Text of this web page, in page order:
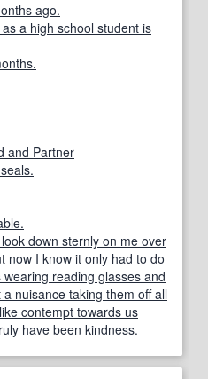
ago.
a high school student is
and Partner
down sternly on me over
now I know it only had to do
reading glasses and
nuisance taking them off all
contempt towards us
have been kindness.